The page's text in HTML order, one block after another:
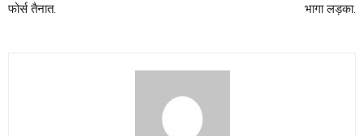
फोर्स तैनात.
भागा लड़का.